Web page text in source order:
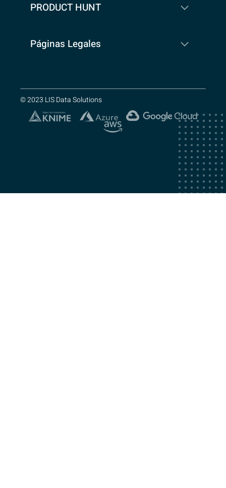
PRODUCT HUNT
Páginas Legales
© 2023 LIS Data Solutions